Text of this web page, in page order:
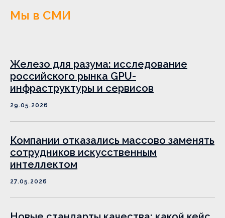
Мы в СМИ
Железо для разума: исследование
российского рынка GPU-
инфраструктуры и сервисов
29.05.2026
Компании отказались массово заменять
сотрудников искусственным
интеллектом
27.05.2026